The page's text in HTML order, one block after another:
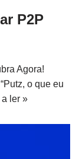
P2P
Agora!
o que eu
ler »